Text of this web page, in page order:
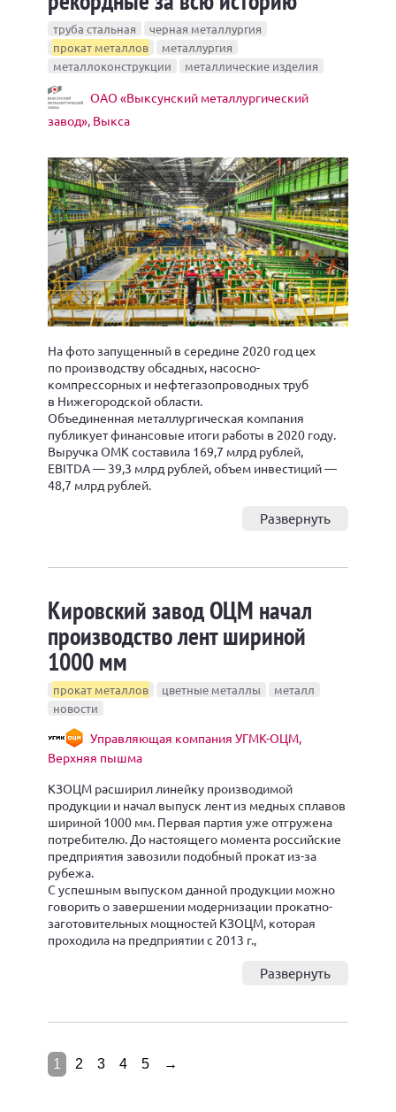
труба стальная
черная металлургия
прокат металлов
металлургия
металлоконструкции
металлические изделия
ОАО «Выксунский металлургический
завод», Выкса
На фото запущенный в середине 2020 год цех
по производству обсадных, насосно-
компрессорных и нефтегазопроводных труб
в Нижегородской области.
Объединенная металлургическая компания
публикует финансовые итоги работы в 2020 году.
Выручка ОМК составила 169,7 млрд рублей,
EBITDA — 39,3 млрд рублей, объем инвестиций —
48,7 млрд рублей.
Развернуть
Кировский завод ОЦМ начал
производство лент шириной
1000 мм
прокат металлов цветные металлы
металл
новости
Управляющая компания УГМК-ОЦМ,
Верхняя пышма
КЗОЦМ расширил линейку производимой
продукции и начал выпуск лент из медных сплавов
шириной 1000 мм. Первая партия уже отгружена
потребителю. До настоящего момента российские
предприятия завозили подобный прокат из-за
рубежа.
С успешным выпуском данной продукции можно
говорить о завершении модернизации прокатно-
заготовительных мощностей КЗОЦМ, которая
проходила на предприятии с 2013 г.,
Развернуть
1 2 3 4 5 →